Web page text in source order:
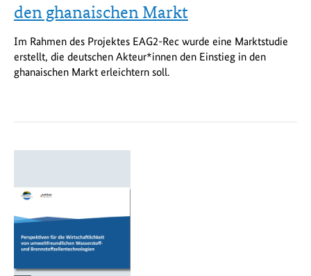
den ghanaischen Markt
Im Rahmen des Projektes EAG2-Rec wurde eine Marktstudie
erstellt, die deutschen Akteur*innen den Einstieg in den
ghanaischen Markt erleichtern soll.